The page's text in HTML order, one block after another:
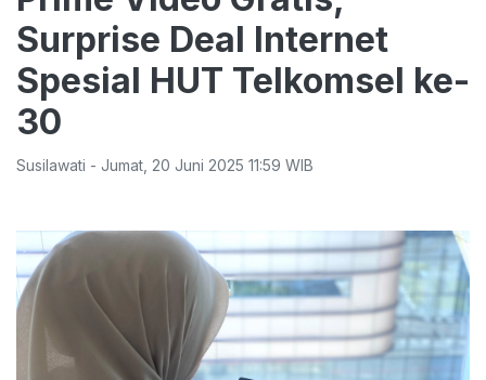
Surprise Deal Internet
Spesial HUT Telkomsel ke-
30
Susilawati - Jumat 20 Juni 2025 11:59 WIB